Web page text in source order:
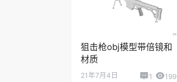
狙击枪obj模型带倍镜和
材质
21年7月4日 1 199